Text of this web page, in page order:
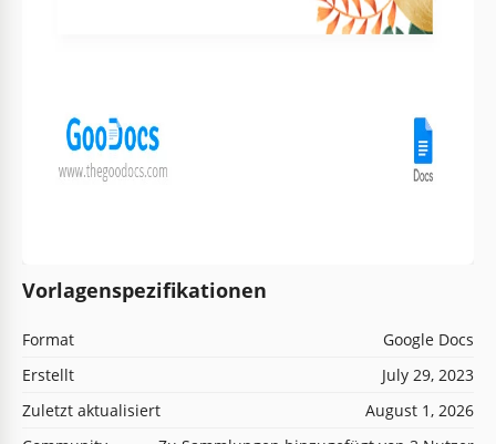
Vorlagenspezifikationen
Format
Google Docs
Erstellt
July 29, 2023
Zuletzt aktualisiert
August 1, 2026